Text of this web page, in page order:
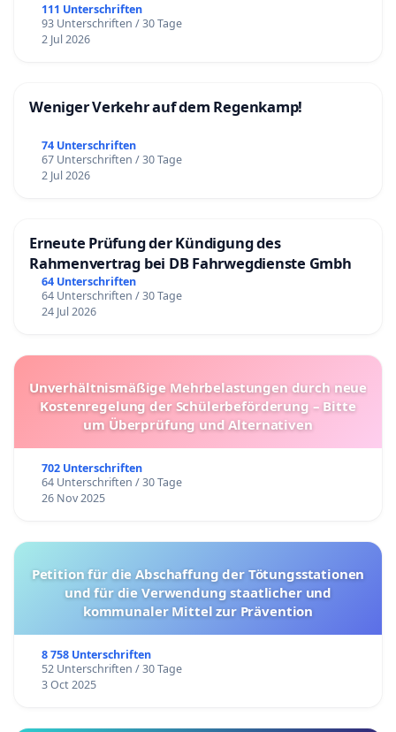
111 Unterschriften
93 Unterschriften / 30 Tage
2 Jul 2026
Weniger Verkehr auf dem Regenkamp!
74 Unterschriften
67 Unterschriften / 30 Tage
2 Jul 2026
Erneute Prüfung der Kündigung des
Rahmenvertrag bei DB Fahrwegdienste Gmbh
64 Unterschriften
64 Unterschriften / 30 Tage
24 Jul 2026
Unverhältnismäßige Mehrbelastungen durch neue
Kostenregelung der Schülerbeförderung – Bitte
um Überprüfung und Alternativen
702 Unterschriften
64 Unterschriften / 30 Tage
26 Nov 2025
Petition für die Abschaffung der Tötungsstationen
und für die Verwendung staatlicher und
kommunaler Mittel zur Prävention
8 758 Unterschriften
52 Unterschriften / 30 Tage
3 Oct 2025